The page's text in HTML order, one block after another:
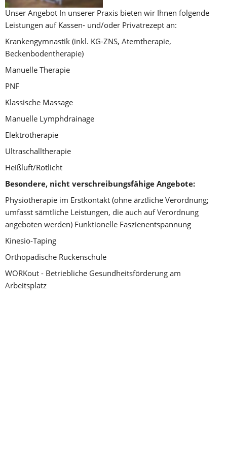
Unser Angebot In unserer Praxis bieten wir Ihnen folgende
Leistungen auf Kassen- und/oder Privatrezept an:
Krankengymnastik (inkl. KG-ZNS, Atemtherapie,
Beckenbodentherapie)
Manuelle Therapie
PNF
Klassische Massage
Manuelle Lymphdrainage
Elektrotherapie
Ultraschalltherapie
Heißluft/Rotlicht
Besondere, nicht verschreibungsfähige Angebote:
Physiotherapie im Erstkontakt (ohne ärztliche Verordnung;
umfasst sämtliche Leistungen, die auch auf Verordnung
angeboten werden) Funktionelle Faszienentspannung
Kinesio-Taping
Orthopädische Rückenschule
WORKout - Betriebliche Gesundheitsförderung am
Arbeitsplatz